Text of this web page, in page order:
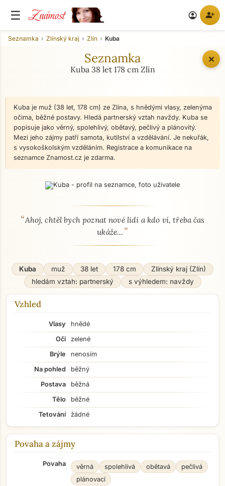
☰ Známost account_circle person_add
✕
Seznamka Zlínský kraj Zlín Kuba
Seznamka
Kuba 38 let 178 cm Zlín
Kuba je muž (38 let, 178 cm) ze Zlína, s hnědými vlasy, zelenýma
očima, běžné postavy. Hledá partnerský vztah navždy. Kuba se
popisuje jako věrný, spolehlivý, obětavý, pečlivý a plánovitý.
Mezi jeho zájmy patří samota, kutilství a vzdělávání. Je nekuřák,
s vysokoškolským vzděláním. Registrace a komunikace na
seznamce Znamost.cz je zdarma.
O mně - seznamka profil
“Ahoj, chtěl bych poznat nové lidi a kdo ví, třeba čas
ukáže... ”
Kuba muž 38 let 178 cm
Zlínský kraj (Zlín)
hledám vztah: partnerský
s výhledem: navždy
Vzhled
Vlasy
hnědé
Oči
zelené
Brýle
nenosím
Na pohled
běžný
Postava
běžná
Tělo
běžné
Tetování
žádné
Povaha a zájmy
Povaha věrná spolehlivá obětavá
pečlivá
plánovací